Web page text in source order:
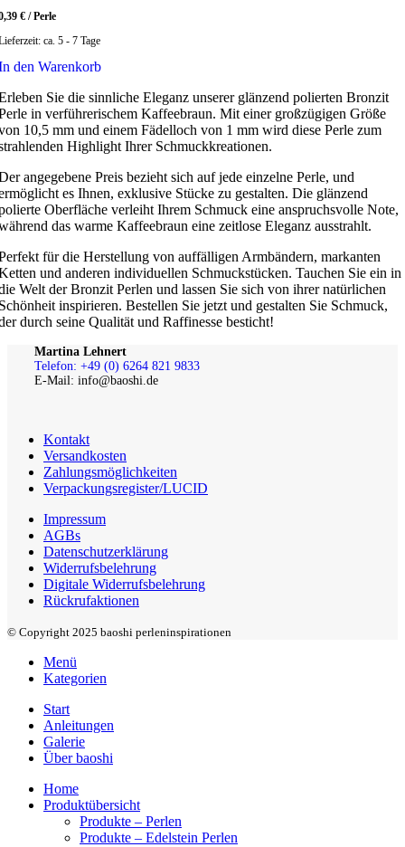
€ /Perle
ca. 5 - 7 Tage
den Warenkorb
Sie die sinnliche Eleganz unserer glänzend polierten Bronzit
in verführerischem Kaffeebraun. Mit einer großzügigen Größe
10,5 mm und einem Fädelloch von 1 mm wird diese Perle zum
Highlight Ihrer Schmuckkreationen.
angegebene Preis bezieht sich auf jede einzelne Perle, und
es Ihnen, exklusive Stücke zu gestalten. Die glänzend
Oberfläche verleiht Ihrem Schmuck eine anspruchsvolle Note,
das warme Kaffeebraun eine zeitlose Eleganz ausstrahlt.
für die Herstellung von auffälligen Armbändern, markanten
und anderen individuellen Schmuckstücken. Tauchen Sie ein in
Welt der Bronzit Perlen und lassen Sie sich von ihrer natürlichen
inspirieren. Bestellen Sie jetzt und gestalten Sie Schmuck,
durch seine Qualität und Raffinesse besticht!
Martina Lehnert
Telefon: +49 (0) 6264 821 9833
E-Mail: info@baoshi.de
Kontakt
Versandkosten
Zahlungsmöglichkeiten
Verpackungsregister/LUCID
Impressum
AGBs
Datenschutzerklärung
Widerrufsbelehrung
Digitale Widerrufsbelehrung
Rückrufaktionen
© Copyright 2025 baoshi perleninspirationen
Menü
Kategorien
Start
Anleitungen
Galerie
Über baoshi
Home
Produktübersicht
Produkte – Perlen
Produkte – Edelstein Perlen